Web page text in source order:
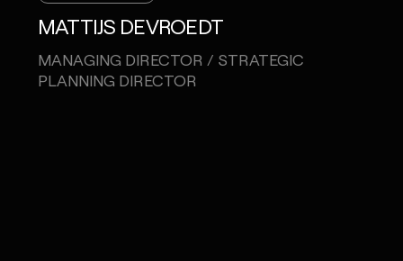
MATTIJS DEVROEDT
MANAGING DIRECTOR / STRATEGIC
PLANNING DIRECTOR